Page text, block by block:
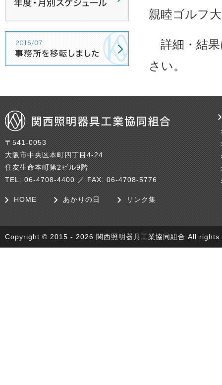
親睦ゴルフ
詳細・結果
さい。
〒541-0053
大阪市中央区本町四丁目4-24
住友生命本町第2ビル9階
TEL: 06-4708-4400 ／ FAX: 06-4708-5776
HOME あかりの日 リンク集
Copyright © 2015 - 2026 関西照明器具工業協同組合 All